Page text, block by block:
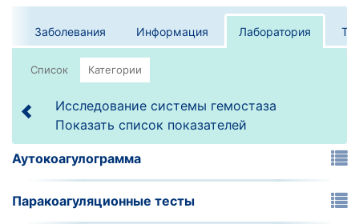
Заболевания Информация Лаборатория
Список Категории
Исследование системы гемостаза
Показать список показателей
Аутокоагулограмма
Паракоагуляционные тесты